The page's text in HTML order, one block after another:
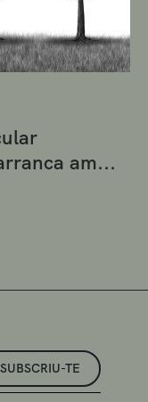
am...
SUBSCRIU-TE